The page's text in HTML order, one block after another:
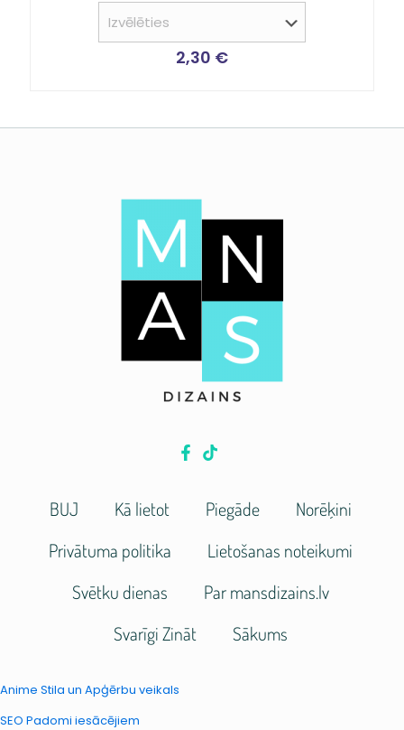
2,30 €
BUJ Kā lietot Piegāde
Norēķini
Privātuma politika
Lietošanas noteikumi
Svētku dienas
Par mansdizains.lv
Svarīgi Zināt
Sākums
Anime Stila un Apģērbu veikals
SEO Padomi iesācējiem